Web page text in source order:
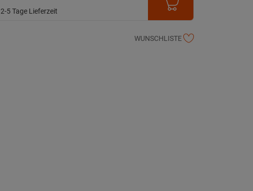
2-5 Tage Lieferzeit
WUNSCHLISTE